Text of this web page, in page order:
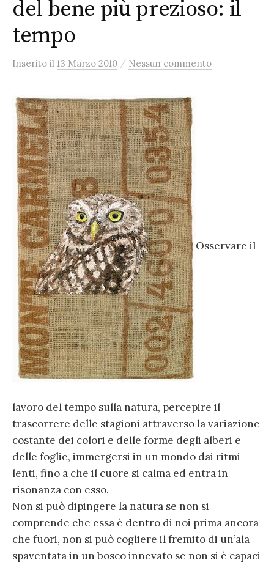
del bene più prezioso: il
tempo
Inserito il 13 Marzo 2010 / Nessun commento
Osservare il
lavoro del tempo sulla natura, percepire il
trascorrere delle stagioni attraverso la variazione
costante dei colori e delle forme degli alberi e
delle foglie, immergersi in un mondo dai ritmi
lenti, fino a che il cuore si calma ed entra in
risonanza con esso.
Non si può dipingere la natura se non si
comprende che essa è dentro di noi prima ancora
che fuori, non si può cogliere il fremito di un’ala
spaventata in un bosco innevato se non si è capaci